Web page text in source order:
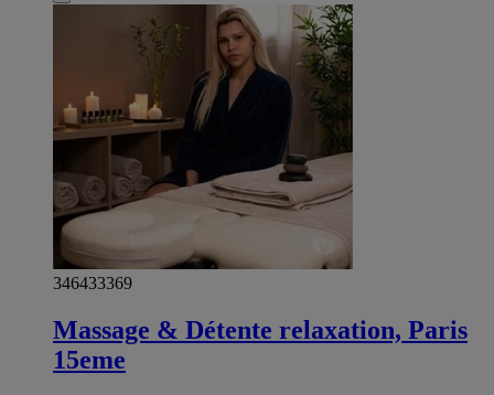
346433369
Massage & Détente relaxation, Paris
15eme